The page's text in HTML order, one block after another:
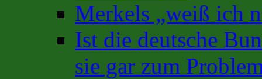
Merkels „weiß ich
Ist die deutsche
sie gar zum